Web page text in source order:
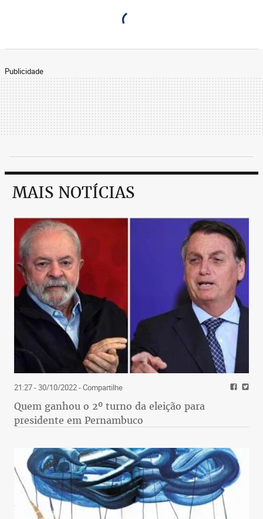
Publicidade
MAIS NOTÍCIAS
21:27 - 30/10/2022- Compartilhe
Quem ganhou o 2º turno da eleição para
presidente em Pernambuco